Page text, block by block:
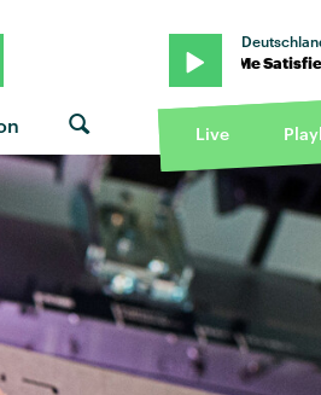
· "Keep Me Satisfied" von Jungle
Live